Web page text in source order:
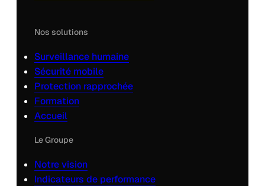
Nos solutions
Surveillance humaine
Sécurité mobile
Protection rapprochée
Formation
Accueil
Le Groupe
Notre vision
Indicateurs de performance